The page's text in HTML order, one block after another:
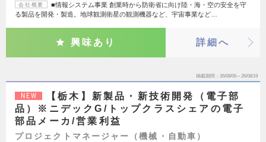
会社概要
■情報システム事業 創業時から防衛省に向け陸・海・空の安全を守
る製品を開発・製造。地球観測衛星の観測機器など、宇宙事業など…
興味あり 詳細へ
掲載期間 26/08/06～26/08/19
NEW
【栃木】新製品・新技術開発（電子部
品）※ニデックG/トップクラスシェアの電子
部品メーカ/営業利益
プロジェクトマネージャー（機械・自動車）